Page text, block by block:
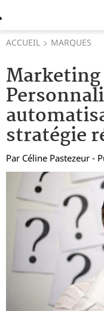
ACCUEIL MARQUES
stratégie
Par Céline Pastezeur -